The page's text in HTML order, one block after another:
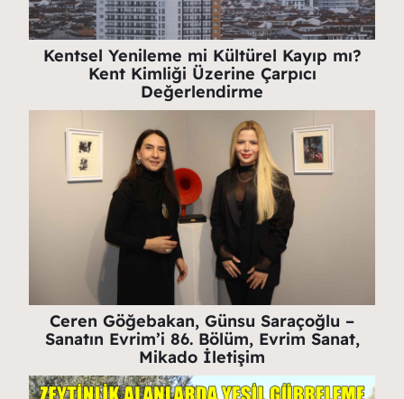
Kentsel Yenileme mi Kültürel Kayıp mı?
Kent Kimliği Üzerine Çarpıcı
Değerlendirme
Ceren Göğebakan, Günsu Saraçoğlu –
Sanatın Evrim’i 86. Bölüm, Evrim Sanat,
Mikado İletişim